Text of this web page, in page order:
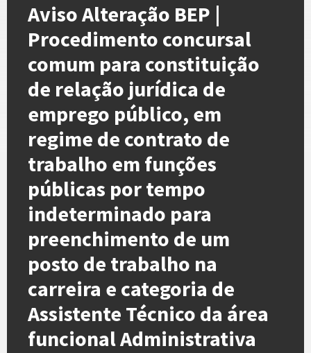
Aviso Alteração BEP |
Procedimento concursal
comum para constituição
de relação jurídica de
emprego público, em
regime de contrato de
trabalho em funções
públicas por tempo
indeterminado para
preenchimento de um
posto de trabalho na
carreira e categoria de
Assistente Técnico da área
funcional Administrativa